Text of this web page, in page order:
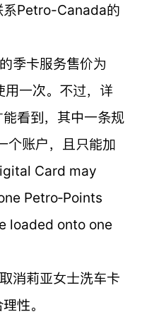
系Petro-Canada的
季卡服务售价为
一次。不过，详
看到，其中一条规
个账户，且只能加
Card may
Petro‑Points
loaded onto one
消莉亚女士洗车卡
性。